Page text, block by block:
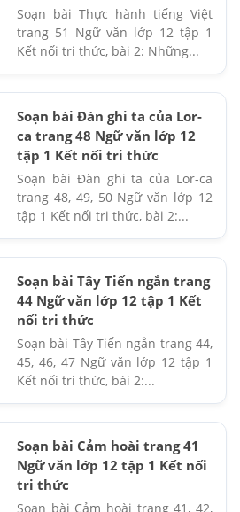
Soạn bài Thực hành tiếng Việt
trang 51 Ngữ văn lớp 12 tập 1
Kết nối tri thức, bài 2: Những...
Soạn bài Đàn ghi ta của Lor-
ca trang 48 Ngữ văn lớp 12
tập 1 Kết nối tri thức
Soạn bài Đàn ghi ta của Lor-ca
trang 48, 49, 50 Ngữ văn lớp 12
tập 1 Kết nối tri thức, bài 2:...
Soạn bài Tây Tiến ngắn trang
44 Ngữ văn lớp 12 tập 1 Kết
nối tri thức
Soạn bài Tây Tiến ngắn trang 44,
45, 46, 47 Ngữ văn lớp 12 tập 1
Kết nối tri thức, bài 2:...
Soạn bài Cảm hoài trang 41
Ngữ văn lớp 12 tập 1 Kết nối
tri thức
Soạn bài Cảm hoài trang 41, 42,